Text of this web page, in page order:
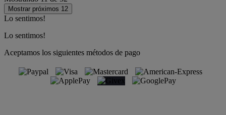
Mostrar próximos 12
Lo sentimos!
Lo sentimos!
Aceptamos los siguientes métodos de pago